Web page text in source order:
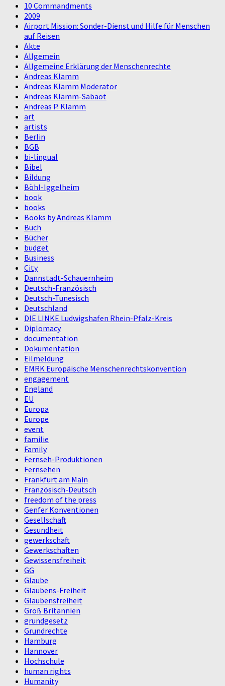
10 Commandments
2009
Airport Mission: Sonder-Dienst und Hilfe für Menschen
auf Reisen
Akte
Allgemein
Allgemeine Erklärung der Menschenrechte
Andreas Klamm
Andreas Klamm Moderator
Andreas Klamm-Sabaot
Andreas P. Klamm
art
artists
Berlin
BGB
bi-lingual
Bibel
Bildung
Böhl-Iggelheim
book
books
Books by Andreas Klamm
Buch
Bücher
budget
Business
City
Dannstadt-Schauernheim
Deutsch-Französisch
Deutsch-Tunesisch
Deutschland
DIE LINKE Ludwigshafen Rhein-Pfalz-Kreis
Diplomacy
documentation
Dokumentation
Eilmeldung
EMRK Europäische Menschenrechtskonvention
engagement
England
EU
Europa
Europe
event
familie
Family
Fernseh-Produktionen
Fernsehen
Frankfurt am Main
Französisch-Deutsch
freedom of the press
Genfer Konventionen
Gesellschaft
Gesundheit
gewerkschaft
Gewerkschaften
Gewissensfreiheit
GG
Glaube
Glaubens-Freiheit
Glaubensfreiheit
Groß Britannien
grundgesetz
Grundrechte
Hamburg
Hannover
Hochschule
human rights
Humanity